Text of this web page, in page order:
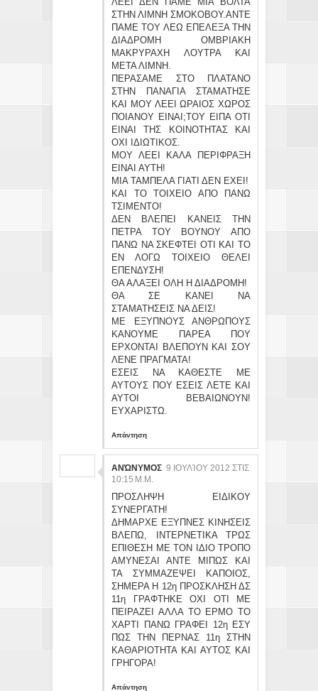
ΣΤΗΝ ΛΙΜΝΗ ΣΜΟΚΟΒΟΥ.ΑΝΤΕ
ΠΑΜΕ ΤΟΥ ΛΕΩ ΕΠΕΛΕΞΑ ΤΗΝ
ΔΙΑΔΡΟΜΗ ΟΜΒΡΙΑΚΗ
ΜΑΚΡΥΡΑΧΗ ΛΟΥΤΡΑ ΚΑΙ
ΜΕΤΑ ΛΙΜΝΗ.
ΠΕΡΑΣΑΜΕ ΣΤΟ ΠΛΑΤΑΝΟ
ΣΤΗΝ ΠΑΝΑΓΙΑ ΣΤΑΜΑΤΗΣΕ
ΚΑΙ ΜΟΥ ΛΕΕΙ ΩΡΑΙΟΣ ΧΩΡΟΣ
ΠΟΙΑΝΟΥ ΕΙΝΑΙ;ΤΟΥ ΕΙΠΑ ΟΤΙ
ΕΙΝΑΙ ΤΗΣ ΚΟΙΝΟΤΗΤΑΣ ΚΑΙ
ΟΧΙ ΙΔΙΩΤΙΚΟΣ.
ΜΟΥ ΛΕΕΙ ΚΑΛΑ ΠΕΡΙΦΡΑΞΗ
ΕΙΝΑΙ ΑΥΤΗ!
ΜΙΑ ΤΑΜΠΕΛΑ ΓΙΑΤΙ ΔΕΝ ΕΧΕΙ!
ΚΑΙ ΤΟ ΤΟΙΧΕΙΟ ΑΠΟ ΠΑΝΩ
ΤΣΙΜΕΝΤΟ!
ΔΕΝ ΒΛΕΠΕΙ ΚΑΝΕΙΣ ΤΗΝ
ΠΕΤΡΑ ΤΟΥ ΒΟΥΝΟΥ ΑΠΟ
ΠΑΝΩ ΝΑ ΣΚΕΦΤΕΙ ΟΤΙ ΚΑΙ ΤΟ
ΕΝ ΛΟΓΩ ΤΟΙΧΕΙΟ ΘΕΛΕΙ
ΕΠΕΝΔΥΣΗ!
ΘΑ ΑΛΑΞΕΙ ΟΛΗ Η ΔΙΑΔΡΟΜΗ!
ΘΑ ΣΕ ΚΑΝΕΙ ΝΑ
ΣΤΑΜΑΤΗΣΕΙΣ ΝΑ ΔΕΙΣ!
ΜΕ ΕΞΥΠΝΟΥΣ ΑΝΘΡΩΠΟΥΣ
ΚΑΝΟΥΜΕ ΠΑΡΕΑ ΠΟΥ
ΕΡΧΟΝΤΑΙ ΒΛΕΠΟΥΝ ΚΑΙ ΣΟΥ
ΛΕΝΕ ΠΡΑΓΜΑΤΑ!
ΕΣΕΙΣ ΝΑ ΚΑΘΕΣΤΕ ΜΕ
ΑΥΤΟΥΣ ΠΟΥ ΕΣΕΙΣ ΛΕΤΕ ΚΑΙ
ΑΥΤΟΙ ΒΕΒΑΙΩΝΟΥΝ!
ΕΥΧΑΡΙΣΤΩ.
Απάντηση
ΑΝΏΝΥΜΟΣ 9 ΙΟΥΛΊΟΥ 2012 ΣΤΙΣ
10:15 Μ.Μ.
ΠΡΟΣΛΗΨΗ ΕΙΔΙΚΟΥ
ΣΥΝΕΡΓΑΤΗ!
ΔΗΜΑΡΧΕ ΕΞΥΠΝΕΣ ΚΙΝΗΣΕΙΣ
ΒΛΕΠΩ, ΙΝΤΕΡΝΕΤΙΚΑ ΤΡΩΣ
ΕΠΙΘΕΣΗ ΜΕ ΤΟΝ ΙΔΙΟ ΤΡΟΠΟ
ΑΜΥΝΕΣΑΙ ΑΝΤΕ ΜΙΠΩΣ ΚΑΙ
ΤΑ ΣΥΜΜΑΖΕΨΕΙ ΚΑΠΟΙΟΣ,
ΣΗΜΕΡΑ Η 12η ΠΡΟΣΚΛΗΣΗ ΔΣ
11η ΓΡΑΦΤΗΚΕ ΟΧΙ ΟΤΙ ΜΕ
ΠΕΙΡΑΖΕΙ ΑΛΛΑ ΤΟ ΕΡΜΟ ΤΟ
ΧΑΡΤΙ ΠΑΝΩ ΓΡΑΦΕΙ 12η ΕΣΥ
ΠΩΣ ΤΗΝ ΠΕΡΝΑΣ 11η ΣΤΗΝ
ΚΑΘΑΡΙΟΤΗΤΑ ΚΑΙ ΑΥΤΟΣ ΚΑΙ
ΓΡΗΓΟΡΑ!
Απάντηση